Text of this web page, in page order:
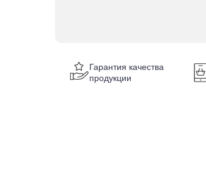
Гарантия качества
продукции